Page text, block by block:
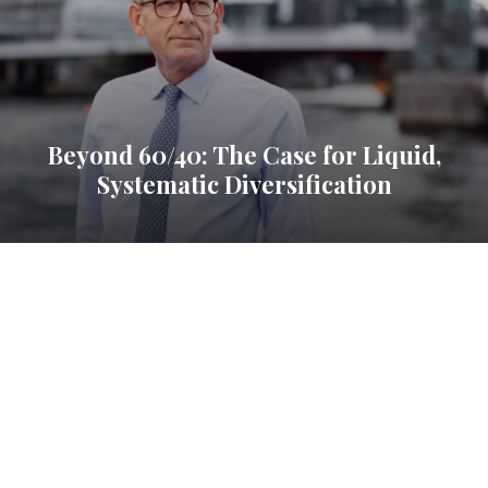
Beyond 60/40: The Case for Liquid,
Systematic Diversification